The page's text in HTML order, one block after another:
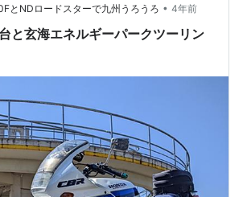
とNDロードスターで九州うろうろ • 4年前
と玄海エネルギーパークツーリン